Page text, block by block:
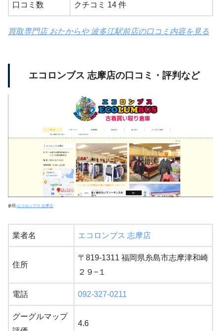
口コミ数 クチコミ 14 件
買取専門店 おたからや 波多江駅前店の口コミ内容を見る
エコロンブス 志摩店の口コミ・評判など
参照:エコロンブス 志摩店
業者名 エコロンブス 志摩店
住所
〒819-1311 福岡県糸島市志摩津和崎
２９−１
電話 092-327-0211
グーグルマップ
4.6